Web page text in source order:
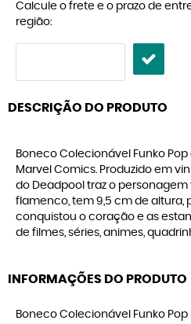
Calcule o frete e o prazo de
região:
DESCRIÇÃO DO PRODUTO
Boneco Colecionável Funko
Marvel Comics. Produzido em
do Deadpool traz o
flamenco, tem 9,5 cm de altura,
conquistou o coração e as
de filmes, séries, animes,
INFORMAÇÕES DO PRODUTO
Boneco Colecionável Funko